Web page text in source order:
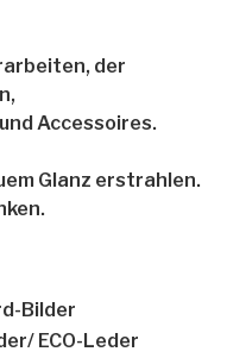
der
Accessoires.
Glanz erstrahlen.
Bilder
ECO-Leder